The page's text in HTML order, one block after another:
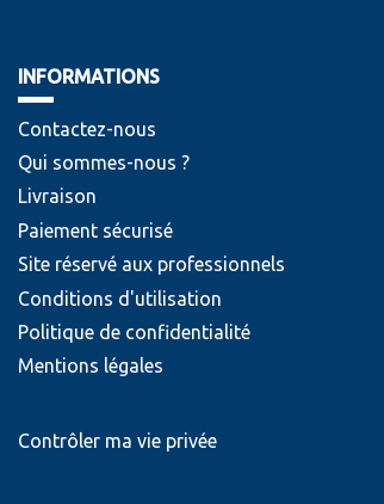
INFORMATIONS
Contactez-nous
Qui sommes-nous ?
Livraison
Paiement sécurisé
Site réservé aux professionnels
Conditions d'utilisation
Politique de confidentialité
Mentions légales
Contrôler ma vie privée